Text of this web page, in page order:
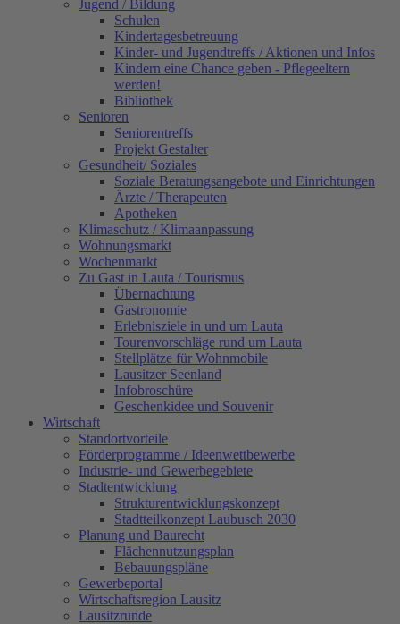
Jugend / Bildung
Schulen
Kindertagesbetreuung
Kinder- und Jugendtreffs / Aktionen und Infos
Kindern eine Chance geben - Pflegeeltern
werden!
Bibliothek
Senioren
Seniorentreffs
Projekt Gestalter
Gesundheit/ Soziales
Soziale Beratungsangebote und Einrichtungen
Ärzte / Therapeuten
Apotheken
Klimaschutz / Klimaanpassung
Wohnungsmarkt
Wochenmarkt
Zu Gast in Lauta / Tourismus
Übernachtung
Gastronomie
Erlebnisziele in und um Lauta
Tourenvorschläge rund um Lauta
Stellplätze für Wohnmobile
Lausitzer Seenland
Infobroschüre
Geschenkidee und Souvenir
Wirtschaft
Standortvorteile
Förderprogramme / Ideenwettbewerbe
Industrie- und Gewerbegebiete
Stadtentwicklung
Strukturentwicklungskonzept
Stadtteilkonzept Laubusch 2030
Planung und Baurecht
Flächennutzungsplan
Bebauungspläne
Gewerbeportal
Wirtschaftsregion Lausitz
Lausitzrunde